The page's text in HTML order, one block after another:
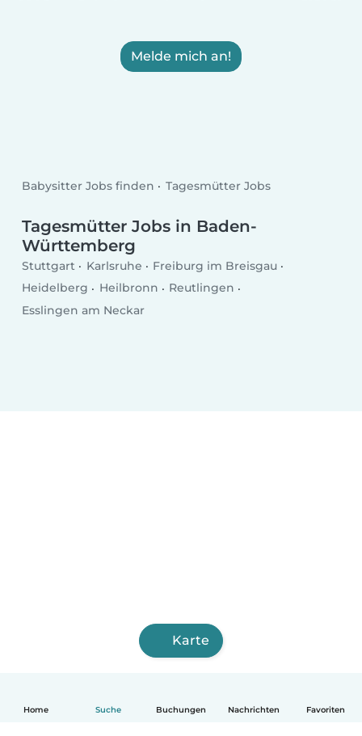
Home Suche Buchungen Nachrichten Favoriten
Melde mich an!
Babysitter Jobs finden Tagesmütter Jobs
Tagesmütter Jobs in Baden-
Württemberg
Stuttgart Karlsruhe
Freiburg im Breisgau
Heidelberg
Heilbronn
Reutlingen
Esslingen am Neckar
Karte